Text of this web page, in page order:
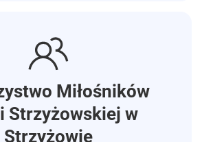
Miłośników
Strzyżowskiej w
Strzyżowie